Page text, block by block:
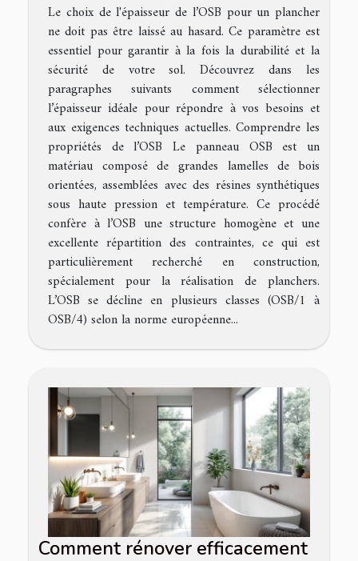
Le choix de l'épaisseur de l’OSB pour un plancher
ne doit pas être laissé au hasard. Ce paramètre est
essentiel pour garantir à la fois la durabilité et la
sécurité de votre sol. Découvrez dans les
paragraphes suivants comment sélectionner
l’épaisseur idéale pour répondre à vos besoins et
aux exigences techniques actuelles. Comprendre les
propriétés de l’OSB Le panneau OSB est un
matériau composé de grandes lamelles de bois
orientées, assemblées avec des résines synthétiques
sous haute pression et température. Ce procédé
confère à l’OSB une structure homogène et une
excellente répartition des contraintes, ce qui est
particulièrement recherché en construction,
spécialement pour la réalisation de planchers.
L’OSB se décline en plusieurs classes (OSB/1 à
OSB/4) selon la norme européenne...
Comment rénover efficacement